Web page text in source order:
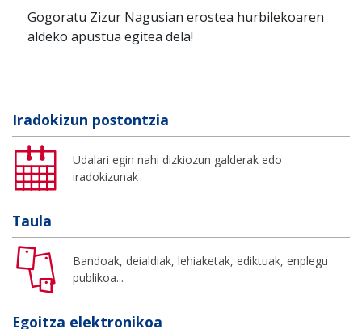
Gogoratu Zizur Nagusian erostea hurbilekoaren
aldeko apustua egitea dela!
Iradokizun postontzia
Udalari egin nahi dizkiozun galderak edo
iradokizunak
Taula
Bandoak, deialdiak, lehiaketak, ediktuak, enplegu
publikoa...
Egoitza elektronikoa